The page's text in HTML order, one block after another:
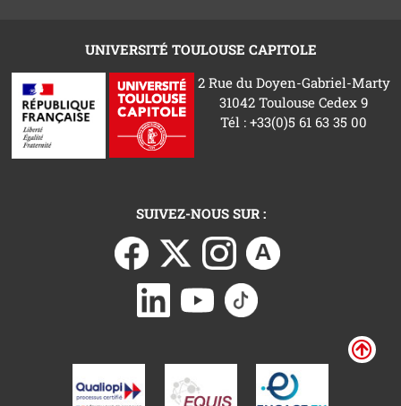
UNIVERSITÉ TOULOUSE CAPITOLE
2 Rue du Doyen-Gabriel-Marty
31042 Toulouse Cedex 9
Tél : +33(0)5 61 63 35 00
SUIVEZ-NOUS SUR :